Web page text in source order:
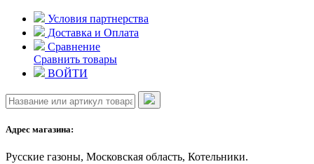
Skip
content
Условия партнерства
Доставка и Оплата
Сравнение
Сравнить товары
ВОЙТИ
Адрес магазина:
Русские газоны, Московская область, Котельники.